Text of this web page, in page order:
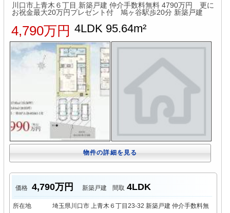
川口市上青木６丁目 新築戸建 仲介手数料無料 4790万円 更に
お祝金最大20万円プレゼント付 鳩ヶ谷駅歩20分 新築戸建
4,790万円 4LDK 95.64m²
物件の詳細を見る
価格 4,790万円 新築戸建 間取 4LDK
所在地
埼玉県川口市 上青木６丁目23-32 新築戸建 仲介手数料無